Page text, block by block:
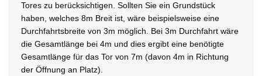
Tores zu berücksichtigen. Sollten Sie ein Grundstück
haben, welches 8m Breit ist, wäre beispielsweise eine
Durchfahrtsbreite von 3m möglich. Bei 3m Durchfahrt wäre
die Gesamtlänge bei 4m und dies ergibt eine benötigte
Gesamtlänge für das Tor von 7m (davon 4m in Richtung
der Öffnung an Platz).